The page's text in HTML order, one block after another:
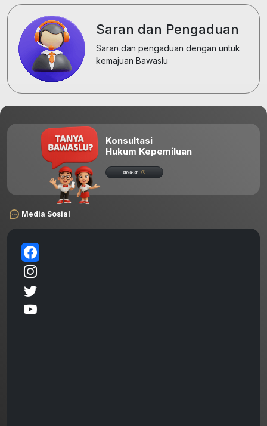
Saran dan Pengaduan
Saran dan pengaduan dengan untuk
kemajuan Bawaslu
Media Sosial
Konsultasi
Hukum Kepemiluan
Tanyakan